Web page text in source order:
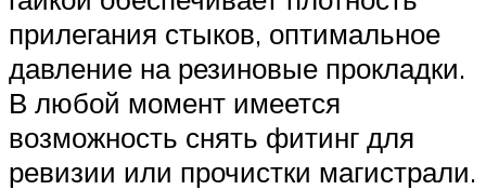
прилегания стыков, оптимальное
давление на резиновые прокладки.
В любой момент имеется
возможность снять фитинг для
ревизии или прочистки магистрали.